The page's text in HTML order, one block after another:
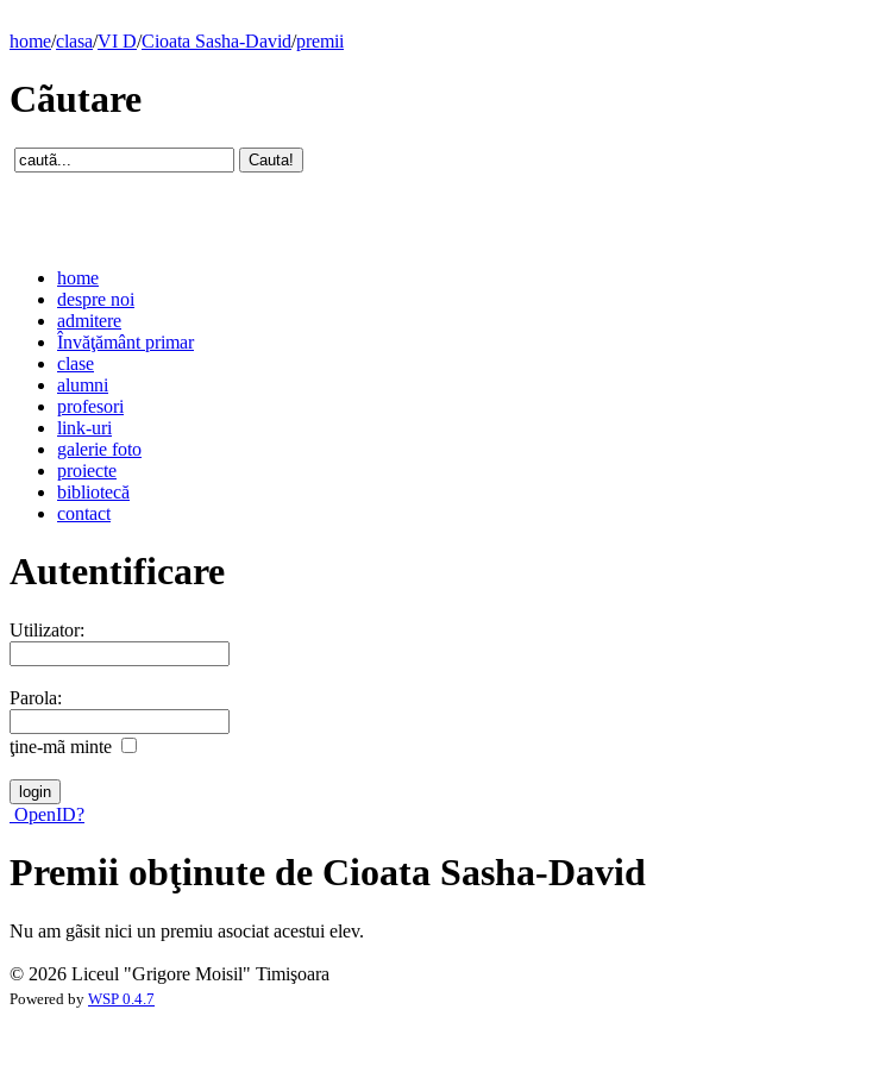
home/clasa/VI D/Cioata Sasha-David/premii
Cãutare
home
despre noi
admitere
Învăţământ primar
clase
alumni
profesori
link-uri
galerie foto
proiecte
bibliotecă
contact
Autentificare
Utilizator:
Parola:
ţine-mã minte
OpenID?
Premii obţinute de Cioata Sasha-David
Nu am gãsit nici un premiu asociat acestui elev.
© 2026 Liceul "Grigore Moisil" Timişoara
Powered by WSP 0.4.7